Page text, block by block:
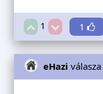
1 1
eHazi válasza